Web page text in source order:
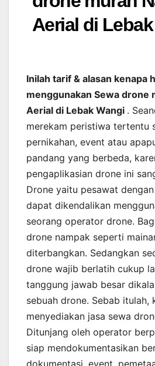
Aerial di
Inilah tarif & alasan kenapa
menggunakan Sewa drone
Aerial di Lebak Wangi .
merekam peristiwa tertentu
pernikahan, event atau
pandang yang berbeda,
pengaplikasian drone ini
Drone yaitu pesawat
dapat dikendalikan
seorang operator drone.
drone nampak seperti
diterbangkan. Sedangkan
drone wajib berlatih cukup
tanggung jawab besar
sebuah drone. Sebab itulah,
menyediakan jasa sewa
Ditunjang oleh operator
siap mendokumentasikan